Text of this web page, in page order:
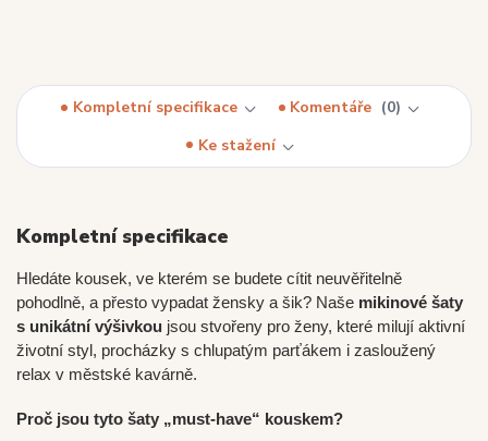
Kompletní specifikace Komentáře
0
Ke stažení
Kompletní specifikace
Hledáte kousek, ve kterém se budete cítit neuvěřitelně
pohodlně, a přesto vypadat žensky a šik? Naše mikinové šaty
s unikátní výšivkou jsou stvořeny pro ženy, které milují aktivní
životní styl, procházky s chlupatým parťákem i zasloužený
relax v městské kavárně.
Proč jsou tyto šaty „must-have“ kouskem?